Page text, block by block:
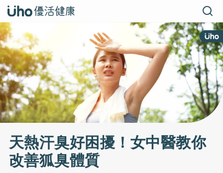
天熱汗臭好困擾！女中醫教你
改善狐臭體質